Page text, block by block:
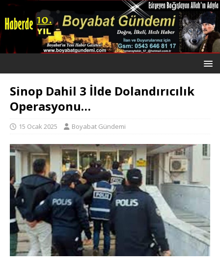
Sinop Dahil 3 İlde Dolandırıcılık
Operasyonu…
15 Ocak 2025 Boyabat Gündemi